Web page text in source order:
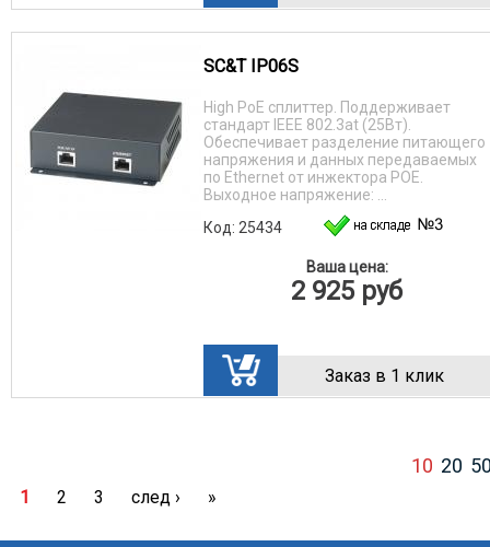
SC&T IP06S
High PoE сплиттер. Поддерживает
стандарт IEEE 802.3at (25Вт).
Обеспечивает разделение питающего
напряжения и данных передаваемых
по Ethernet от инжектора POE.
Выходное напряжение: ...
Код: 25434
Ваша цена:
2 925 руб
Заказ в 1 клик
10 20
1 2 3 след › »